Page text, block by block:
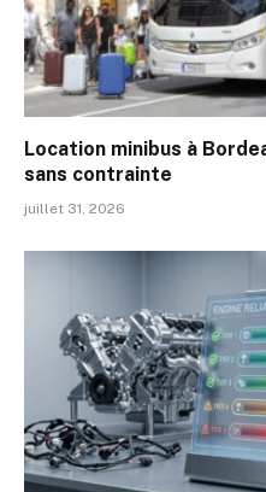
Location minibus à
sans contrainte
juillet 31, 2026